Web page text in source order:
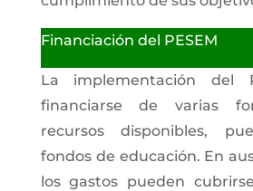
Financiación del PESEM
La implementación del
financiarse de varias
recursos disponibles,
fondos de educación. En
los gastos pueden